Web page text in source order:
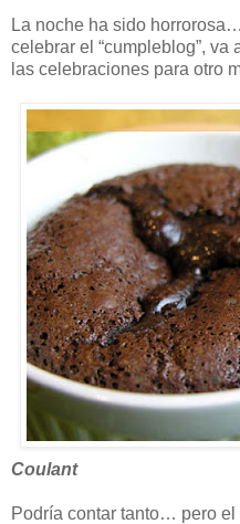
La noche ha sido
celebrar el “cumpleblog”, va
las celebraciones para otro
Coulant
Podría contar tanto… pero el